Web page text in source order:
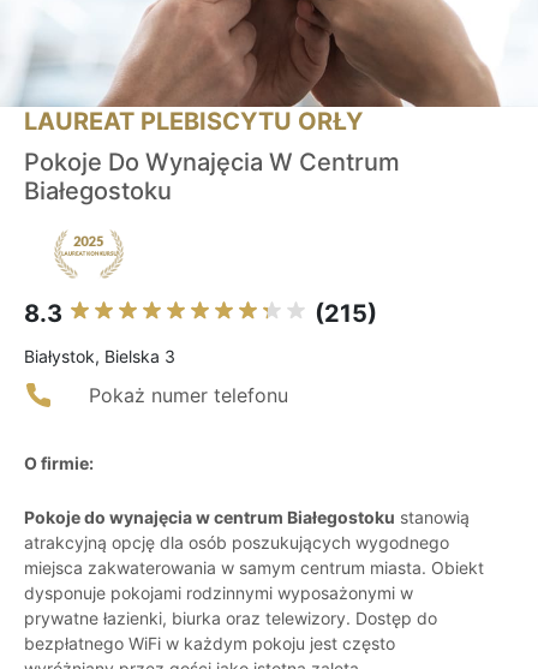
LAUREAT PLEBISCYTU ORŁY
Pokoje Do Wynajęcia W Centrum
Białegostoku
8.3 (215)
Białystok, Bielska 3
Pokaż numer telefonu
O firmie:
Pokoje do wynajęcia w centrum Białegostoku stanowią
atrakcyjną opcję dla osób poszukujących wygodnego
miejsca zakwaterowania w samym centrum miasta. Obiekt
dysponuje pokojami rodzinnymi wyposażonymi w
prywatne łazienki, biurka oraz telewizory. Dostęp do
bezpłatnego WiFi w każdym pokoju jest często